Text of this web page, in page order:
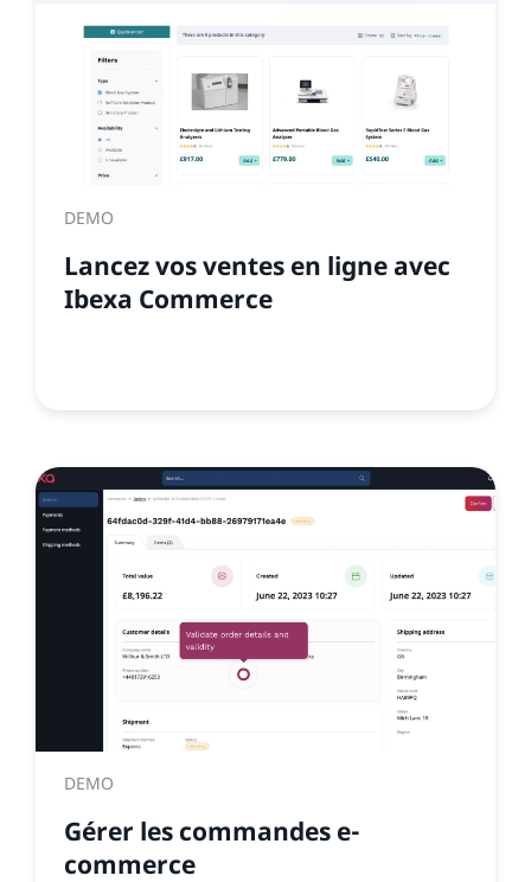
DEMO
Lancez vos ventes en ligne avec
Ibexa Commerce
DEMO
Gérer les commandes e-
commerce